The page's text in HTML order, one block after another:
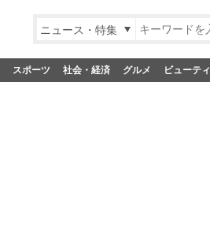
ニュース・特集
スポーツ 社会・経済 グルメ ビューティ